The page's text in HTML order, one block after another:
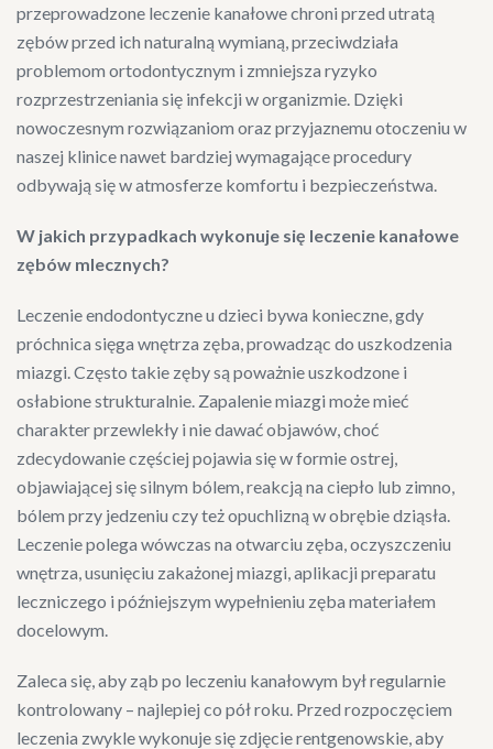
przeprowadzone leczenie kanałowe chroni przed utratą
zębów przed ich naturalną wymianą, przeciwdziała
problemom ortodontycznym i zmniejsza ryzyko
rozprzestrzeniania się infekcji w organizmie. Dzięki
nowoczesnym rozwiązaniom oraz przyjaznemu otoczeniu w
naszej klinice nawet bardziej wymagające procedury
odbywają się w atmosferze komfortu i bezpieczeństwa.
W jakich przypadkach wykonuje się leczenie kanałowe
zębów mlecznych?
Leczenie endodontyczne u dzieci bywa konieczne, gdy
próchnica sięga wnętrza zęba, prowadząc do uszkodzenia
miazgi. Często takie zęby są poważnie uszkodzone i
osłabione strukturalnie. Zapalenie miazgi może mieć
charakter przewlekły i nie dawać objawów, choć
zdecydowanie częściej pojawia się w formie ostrej,
objawiającej się silnym bólem, reakcją na ciepło lub zimno,
bólem przy jedzeniu czy też opuchlizną w obrębie dziąsła.
Leczenie polega wówczas na otwarciu zęba, oczyszczeniu
wnętrza, usunięciu zakażonej miazgi, aplikacji preparatu
leczniczego i późniejszym wypełnieniu zęba materiałem
docelowym.
Zaleca się, aby ząb po leczeniu kanałowym był regularnie
kontrolowany – najlepiej co pół roku. Przed rozpoczęciem
leczenia zwykle wykonuje się zdjęcie rentgenowskie, aby